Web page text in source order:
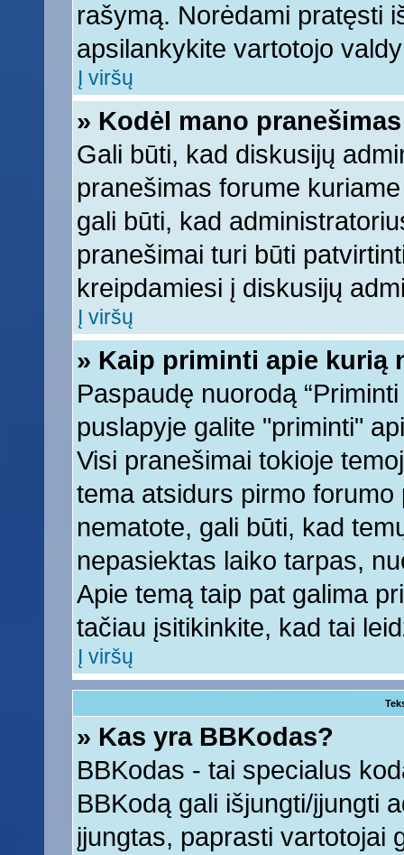
rašymą. Norėdami pratęsti
apsilankykite vartotojo
Į viršų
» Kodėl mano
Gali būti, kad diskusijų
pranešimas forume
gali būti, kad
pranešimai turi būti
kreipdamiesi į diskusijų
Į viršų
» Kaip priminti apie kurią
Paspaudę nuorodą
puslapyje galite "priminti"
Visi pranešimai tokioje
tema atsidurs pirmo
nematote, gali būti, kad
nepasiektas laiko tarpas,
Apie temą taip pat galima
tačiau įsitikinkite, kad tai
Į viršų
» Kas yra BBKodas?
BBKodas - tai specialus
BBKodą gali išjungti/įjungti
įjungtas, paprasti vartotojai